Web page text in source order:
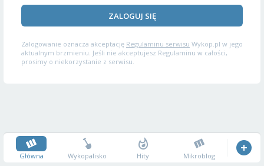
ZALOGUJ SIĘ
Zalogowanie oznacza akceptację Regulaminu serwisu Wykop.pl w jego
aktualnym brzmieniu. Jeśli nie akceptujesz Regulaminu w całości,
prosimy o niekorzystanie z serwisu.
Główna Wykopalisko Hity Mikroblog